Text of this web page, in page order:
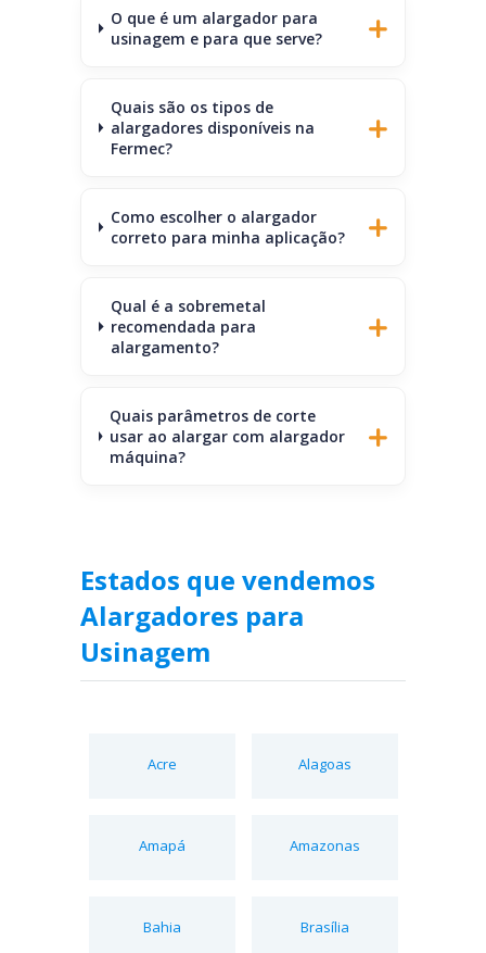
O que é um alargador para
usinagem e para que serve?
Quais são os tipos de
alargadores disponíveis na
Fermec?
Como escolher o alargador
correto para minha aplicação?
Qual é a sobremetal
recomendada para
alargamento?
Quais parâmetros de corte
usar ao alargar com alargador
máquina?
Estados que vendemos
Alargadores para
Usinagem
Acre Alagoas
Amapá Amazonas
Bahia Brasília